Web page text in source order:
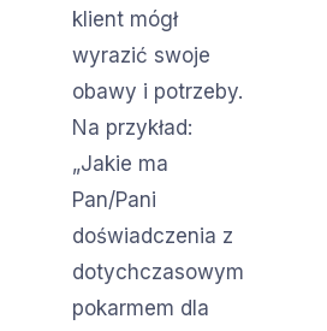
klient mógł
wyrazić swoje
obawy i potrzeby.
Na przykład:
„Jakie ma
Pan/Pani
doświadczenia z
dotychczasowym
pokarmem dla